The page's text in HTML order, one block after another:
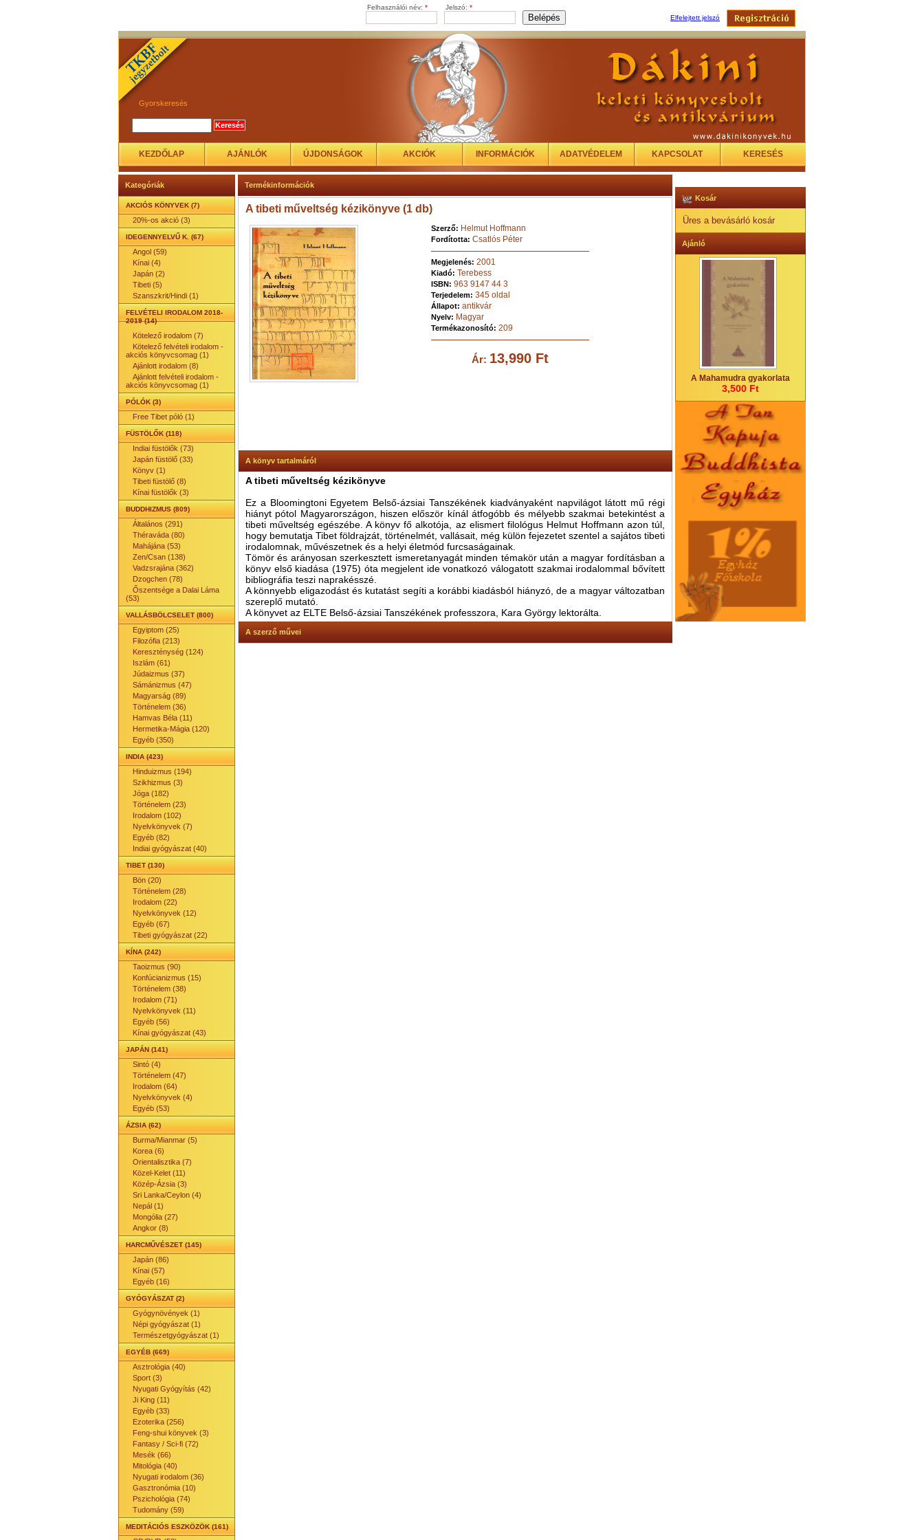
Felhasználói név: * Jelszó: *
Elfelejtett jelszó
Gyorskeresés
KEZDŐLAP AJÁNLÓK ÚJDONSÁGOK AKCIÓK INFORMÁCIÓK ADATVÉDELEM KAPCSOLAT KERESÉS
Kategóriák
AKCIÓS KÖNYVEK (7)
20%-os akció (3)
IDEGENNYELVŰ K. (67)
Angol (59)
Kínai (4)
Japán (2)
Tibeti (5)
Szanszkrit/Hindi (1)
FELVÉTELI IRODALOM 2018-
2019 (14)
Kötelező irodalom (7)
Kötelező felvételi irodalom -
akciós könyvcsomag (1)
Ajánlott irodalom (8)
Ajánlott felvételi irodalom -
akciós könyvcsomag (1)
PÓLÓK (3)
Free Tibet póló (1)
FÜSTÖLŐK (118)
Indiai füstölők (73)
Japán füstölő (33)
Könyv (1)
Tibeti füstölő (8)
Kínai füstölők (3)
BUDDHIZMUS (809)
Általános (291)
Théraváda (80)
Mahájána (53)
Zen/Csan (138)
Vadzsrajána (362)
Dzogchen (78)
Őszentsége a Dalai Láma
(53)
VALLÁSBÖLCSELET (800)
Egyiptom (25)
Filozófia (213)
Kereszténység (124)
Iszlám (61)
Júdaizmus (37)
Sámánizmus (47)
Magyarság (89)
Történelem (36)
Hamvas Béla (11)
Hermetika-Mágia (120)
Egyéb (350)
INDIA (423)
Hinduizmus (194)
Szikhizmus (3)
Jóga (182)
Történelem (23)
Irodalom (102)
Nyelvkönyvek (7)
Egyéb (82)
Indiai gyógyászat (40)
TIBET (130)
Bön (20)
Történelem (28)
Irodalom (22)
Nyelvkönyvek (12)
Egyéb (67)
Tibeti gyógyászat (22)
KÍNA (242)
Taoizmus (90)
Konfúcianizmus (15)
Történelem (38)
Irodalom (71)
Nyelvkönyvek (11)
Egyéb (56)
Kínai gyógyászat (43)
JAPÁN (141)
Sintó (4)
Történelem (47)
Irodalom (64)
Nyelvkönyvek (4)
Egyéb (53)
ÁZSIA (62)
Burma/Mianmar (5)
Korea (6)
Orientalisztika (7)
Közel-Kelet (11)
Közép-Ázsia (3)
Sri Lanka/Ceylon (4)
Nepál (1)
Mongólia (27)
Angkor (8)
HARCMŰVÉSZET (145)
Japán (86)
Kínai (57)
Egyéb (16)
GYÓGYÁSZAT (2)
Gyógynövények (1)
Népi gyógyászat (1)
Természetgyógyászat (1)
EGYÉB (669)
Asztrológia (40)
Sport (3)
Nyugati Gyógyítás (42)
Ji King (11)
Egyéb (33)
Ezoterika (256)
Feng-shui könyvek (3)
Fantasy / Sci-fi (72)
Mesék (66)
Mitológia (40)
Nyugati irodalom (36)
Gasztronómia (10)
Pszichológia (74)
Tudomány (59)
MEDITÁCIÓS ESZKÖZÖK (161)
Kosár
Üres a bevásárló kosár
Ajánló
A Mahamudra gyakorlata
3,500 Ft
Termékinformációk
A tibeti műveltség kézikönyve (1 db)
Szerző: Helmut Hoffmann
Fordította: Csatlós Péter
Megjelenés: 2001
Kiadó: Terebess
ISBN: 963 9147 44 3
Terjedelem: 345 oldal
Állapot: antikvár
Nyelv: Magyar
Termékazonosító: 209
Ár: 13,990 Ft
A könyv tartalmáról
A tibeti műveltség kézikönyve
Ez a Bloomingtoni Egyetem Belső-ázsiai Tanszékének kiadványaként napvilágot látott mű régi
hiányt pótol Magyarországon, hiszen először kínál átfogóbb és mélyebb szakmai betekintést a
tibeti műveltség egészébe. A könyv fő alkotója, az elismert filológus Helmut Hoffmann azon túl,
hogy bemutatja Tibet földrajzát, történelmét, vallásait, még külön fejezetet szentel a sajátos tibeti
irodalomnak, művészetnek és a helyi életmód furcsaságainak.
Tömör és arányosan szerkesztett ismeretanyagát minden témakör után a magyar fordításban a
könyv első kiadása (1975) óta megjelent ide vonatkozó válogatott szakmai irodalommal bővített
bibliográfia teszi naprakésszé.
A könnyebb eligazodást és kutatást segíti a korábbi kiadásból hiányzó, de a magyar változatban
szereplő mutató.
A könyvet az ELTE Belső-ázsiai Tanszékének professzora, Kara György lektorálta.
A szerző művei